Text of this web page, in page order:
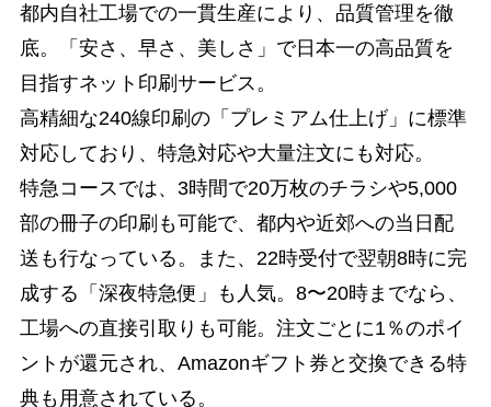
都内自社工場での一貫生産により、品質管理を徹
底。「安さ、早さ、美しさ」で日本一の高品質を
目指すネット印刷サービス。
高精細な240線印刷の「プレミアム仕上げ」に標準
対応しており、特急対応や大量注文にも対応。
特急コースでは、3時間で20万枚のチラシや5,000
部の冊子の印刷も可能で、都内や近郊への当日配
送も行なっている。また、22時受付で翌朝8時に完
成する「深夜特急便」も人気。8〜20時までなら、
工場への直接引取りも可能。注文ごとに1％のポイ
ントが還元され、Amazonギフト券と交換できる特
典も用意されている。